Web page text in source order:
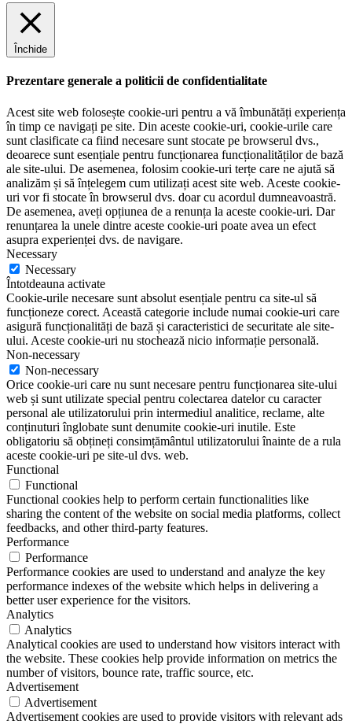
Închide
Prezentare generale a politicii de confidentialitate
Acest site web folosește cookie-uri pentru a vă îmbunătăți experiența
în timp ce navigați pe site. Din aceste cookie-uri, cookie-urile care
sunt clasificate ca fiind necesare sunt stocate pe browserul dvs.,
deoarece sunt esențiale pentru funcționarea funcționalităților de bază
ale site-ului. De asemenea, folosim cookie-uri terțe care ne ajută să
analizăm și să înțelegem cum utilizați acest site web. Aceste cookie-
uri vor fi stocate în browserul dvs. doar cu acordul dumneavoastră.
De asemenea, aveți opțiunea de a renunța la aceste cookie-uri. Dar
renunțarea la unele dintre aceste cookie-uri poate avea un efect
asupra experienței dvs. de navigare.
Necessary
Necessary
Întotdeauna activate
Cookie-urile necesare sunt absolut esențiale pentru ca site-ul să
funcționeze corect. Această categorie include numai cookie-uri care
asigură funcționalități de bază și caracteristici de securitate ale site-
ului. Aceste cookie-uri nu stochează nicio informație personală.
Non-necessary
Non-necessary
Orice cookie-uri care nu sunt necesare pentru funcționarea site-ului
web și sunt utilizate special pentru colectarea datelor cu caracter
personal ale utilizatorului prin intermediul analitice, reclame, alte
conținuturi înglobate sunt denumite cookie-uri inutile. Este
obligatoriu să obțineți consimțământul utilizatorului înainte de a rula
aceste cookie-uri pe site-ul dvs. web.
Functional
Functional
Functional cookies help to perform certain functionalities like
sharing the content of the website on social media platforms, collect
feedbacks, and other third-party features.
Performance
Performance
Performance cookies are used to understand and analyze the key
performance indexes of the website which helps in delivering a
better user experience for the visitors.
Analytics
Analytics
Analytical cookies are used to understand how visitors interact with
the website. These cookies help provide information on metrics the
number of visitors, bounce rate, traffic source, etc.
Advertisement
Advertisement
Advertisement cookies are used to provide visitors with relevant ads